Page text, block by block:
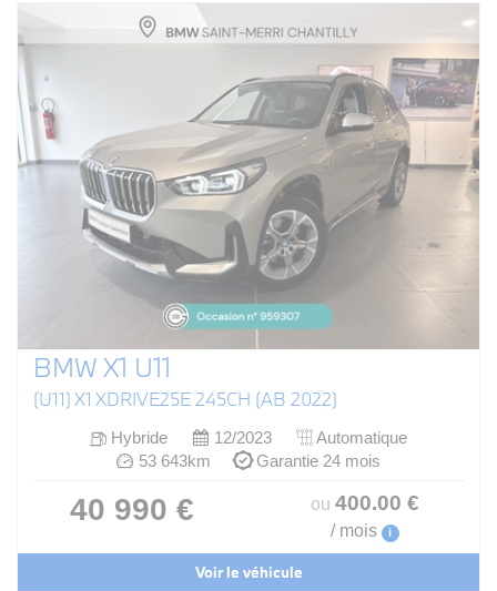
BMW X1 U11
(U11) X1 XDRIVE25E 245CH (AB 2022)
Hybride 12/2023
Automatique
53 643km
Garantie 24 mois
40 990 € ou 400.00 €
/ mois i
Voir le véhicule